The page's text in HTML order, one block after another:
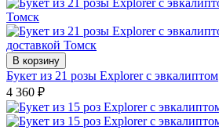
В корзину
Букет из 21 розы Explorer с эвкалиптом
4 360 ₽